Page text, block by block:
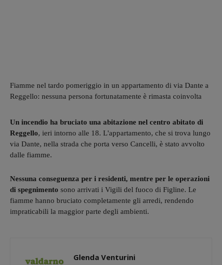
Fiamme nel tardo pomeriggio in un appartamento di via Dante a
Reggello: nessuna persona fortunatamente è rimasta coinvolta
Un incendio ha bruciato una abitazione nel centro abitato di
Reggello, ieri intorno alle 18. L'appartamento, che si trova lungo
via Dante, nella strada che porta verso Cancelli, è stato avvolto
dalle fiamme.
Nessuna conseguenza per i residenti, mentre per le operazioni
di spegnimento sono arrivati i Vigili del fuoco di Figline. Le
fiamme hanno bruciato completamente gli arredi, rendendo
impraticabili la maggior parte degli ambienti.
Glenda Venturini